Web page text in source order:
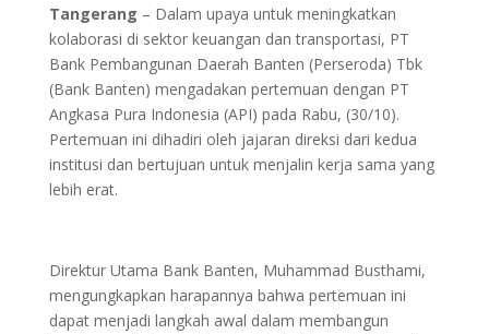
Tangerang – Dalam upaya untuk meningkatkan
kolaborasi di sektor keuangan dan transportasi, PT
Bank Pembangunan Daerah Banten (Perseroda) Tbk
(Bank Banten) mengadakan pertemuan dengan PT
Angkasa Pura Indonesia (API) pada Rabu, (30/10).
Pertemuan ini dihadiri oleh jajaran direksi dari kedua
institusi dan bertujuan untuk menjalin kerja sama yang
lebih erat.
Direktur Utama Bank Banten, Muhammad Busthami,
mengungkapkan harapannya bahwa pertemuan ini
dapat menjadi langkah awal dalam membangun